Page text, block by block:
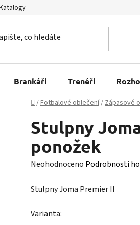
Brankáři Trenéři
Domů
/Fotbalové oblečení/Zápasové
Stulpny
ponožek
Průměrné
produktu
0,0
Neohodnoceno Podrobnosti
Stulpny Joma Premier II
Varianta: